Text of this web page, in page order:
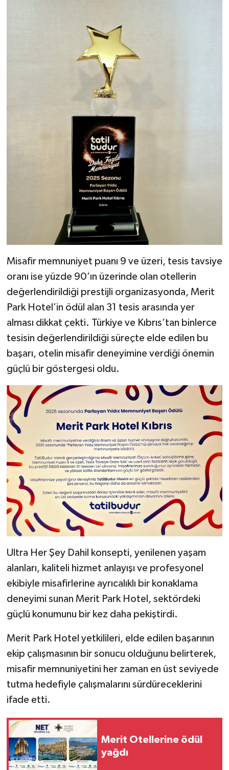
Misafir memnuniyet puanı 9 ve üzeri, tesis tavsiye
oranı ise yüzde 90’ın üzerinde olan otellerin
değerlendirildiği prestijli organizasyonda, Merit
Park Hotel’in ödül alan 31 tesis arasında yer
alması dikkat çekti. Türkiye ve Kıbrıs’tan binlerce
tesisin değerlendirildiği süreçte elde edilen bu
başarı, otelin misafir deneyimine verdiği önemin
güçlü bir göstergesi oldu.
Ultra Her Şey Dahil konsepti, yenilenen yaşam
alanları, kaliteli hizmet anlayışı ve profesyonel
ekibiyle misafirlerine ayrıcalıklı bir konaklama
deneyimi sunan Merit Park Hotel, sektördeki
güçlü konumunu bir kez daha pekiştirdi.
Merit Park Hotel yetkilileri, elde edilen başarının
ekip çalışmasının bir sonucu olduğunu belirterek,
misafir memnuniyetini her zaman en üst seviyede
tutma hedefiyle çalışmalarını sürdüreceklerini
ifade etti.
Merit Otellerine ödül
yağdı